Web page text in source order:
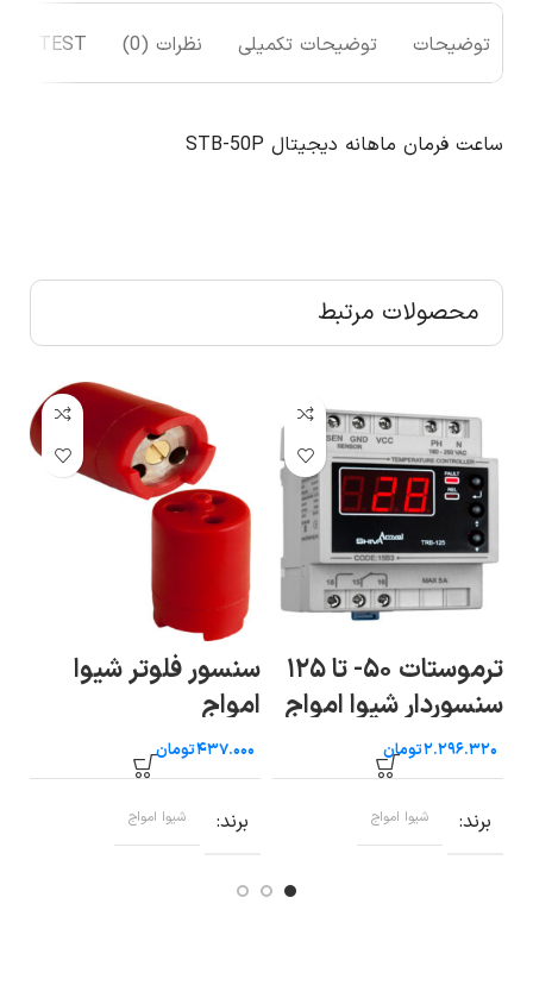
توضیحات توضیحات تکمیلی نظرات (0) TEST
ساعت فرمان ماهانه دیجیتال STB-50P
محصولات مرتبط
ترموستات ۵۰- تا ۱۲۵
سنسوردار شیوا امواج
تومان
برند شیوا امواج
سنسور فلوتر شیوا
امواج
تومان
برند شیوا امواج